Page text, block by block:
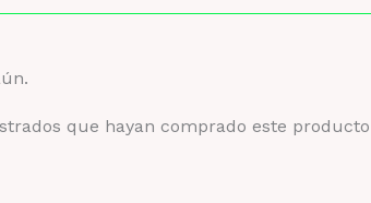
que hayan comprado este